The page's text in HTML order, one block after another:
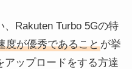
Rakuten Turbo 5Gの特
度が優秀であることが挙
アップロードをする方達